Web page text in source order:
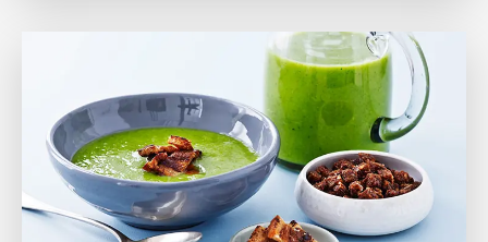
Læs mere om Broccolisuppe med stegt flæsk eller bacon og